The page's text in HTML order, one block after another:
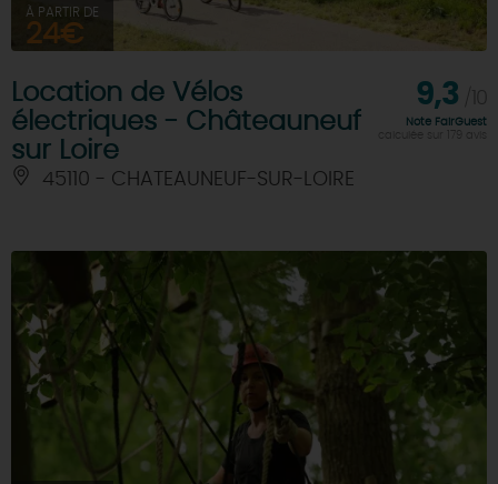
À PARTIR DE
24€
Location de Vélos
électriques - Châteauneuf
sur Loire
45110 - CHATEAUNEUF-SUR-LOIRE
9,3
Note FairGuest